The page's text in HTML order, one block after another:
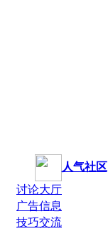
人气社区
讨论大厅
广告信息
技巧交流